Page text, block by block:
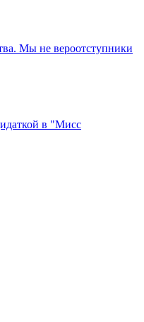
Мы не вероотступники
в "Мисс